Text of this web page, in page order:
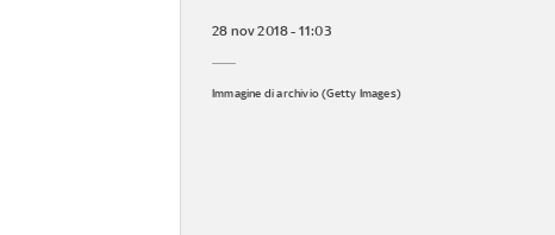
28 nov 2018 - 11:03
Immagine di archivio (Getty Images)